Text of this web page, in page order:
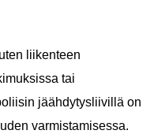
liikenteen
tai
jäähdytysliivillä on
varmistamisessa.